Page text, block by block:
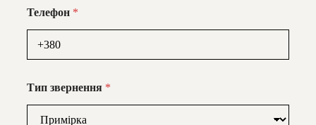
Телефон *
Тип звернення *